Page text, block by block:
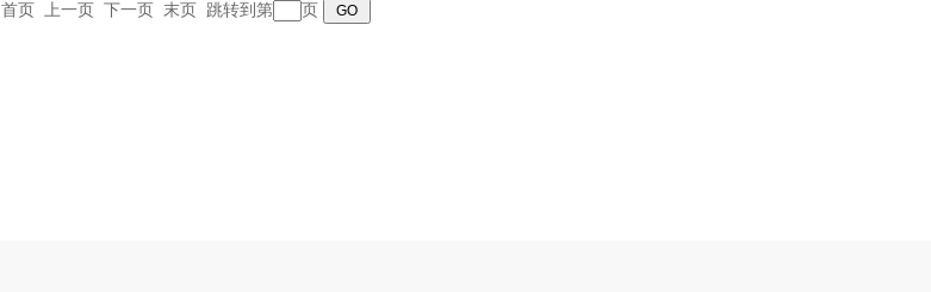
首页 上一页 下一页 末页 跳转到第 页